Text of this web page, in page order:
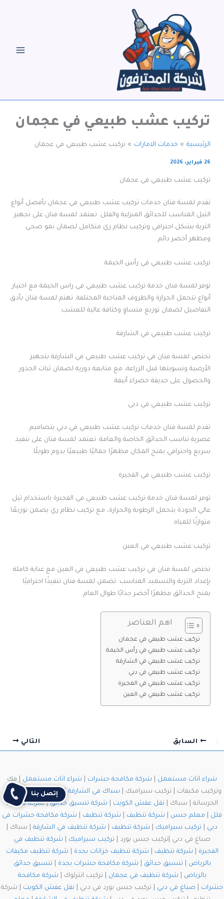
تركيب عشب طبيعي في عجمان
الرئيسية خدمات الامارات تركيب عشب طبيعي في عجمان
26 فبراير، 2026
تركيب عشب طبيعي في عجمان
تقدم لمسة فنان خدمات تركيب عشب طبيعي في عجمان بأفضل أنواع
الثيل المناسب للحدائق المنزلية والفلل. تعتمد لمسة فنان على تجهيز
التربة بشكل احترافي وتركيب نظام ري متكامل لضمان نمو صحي
ومظهر أخضر دائم.
تركيب عشب طبيعي في رأس الخيمة
توفر لمسة فنان خدمة تركيب عشب طبيعي في راس الخيمة مع اختيار
أنواع تتحمل الحرارة والظروف المناخية المختلفة. تهتم لمسة فنان بأدق
التفاصيل لضمان توزيع متساوٍ وكثافة عالية للعشب.
تركيب عشب طبيعي في الشارقة
تختص لمسة فنان في تركيب عشب طبيعي في الشارقة بتجهيز
الأرضية وتسويتها قبل الزراعة، مع متابعة دورية لضمان ثبات الجذور
والحصول على حديقة خضراء أنيقة.
تركيب عشب طبيعي في دبي
تقدم لمسة فنان خدمات تركيب عشب طبيعي في دبي بتصاميم
عصرية تناسب الحدائق الخاصة والعامة. تعتمد لمسة فنان على تنفيذ
سريع واحترافي يمنح المكان مظهرًا جماليًا طبيعيًا يدوم طويلًا.
تركيب عشب طبيعي في الفجيرة
توفر لمسة فنان خدمة تركيب عشب طبيعي في الفجيرة باستخدام ثيل
عالي الجودة يتحمل الرطوبة والحرارة، مع تركيب نظام ري يضمن توزيعًا
متوازنًا للمياه.
تركيب عشب طبيعي في العين
تختص لمسة فنان في تركيب عشب طبيعي في العين مع عناية كاملة
بإعداد التربة والتسميد المناسب. تضمن لمسة فنان تنفيذًا احترافيًا
يمنح الحدائق مظهرًا أخضر جذابًا طوال العام.
اهم العناصر
تركيب عشب طبيعي في عجمان
تركيب عشب طبيعي في رأس الخيمة
تركيب عشب طبيعي في الشارقة
تركيب عشب طبيعي في دبي
تركيب عشب طبيعي في الفجيرة
تركيب عشب طبيعي في العين
السابق التالي
شراء اثاث مستعمل شركة مكافحة حشرات شراء اثاث مستعمل | فك
وتركيب مكيفات | تركيب سيراميك | سباك في الشارقة| قص الخرسانة
| قص
الخرسانة | سباك | نقل عفش الكويت شركة تنسيق حدائق|شركة تنظيف
فلل
معلم جبس شركة تنظيف شركة تنظيف
شركة مكافحة حشرات في
دبي
تركيب سيراميك شركة تنظيف شركة تنظيف في الشارقة | سباك |
صباغ في دبي |تركيب جبس بورد | تركيب سيراميك
شركة تنظيف في
الفجيرة
شركة تنظيف شركة تنظيف خزانات بجدة
شركة تنظيف مكيفات
بالرياض
تنسيق حدائق شركة مكافحة حشرات بجدة
تنسيق حدائق
بالرياض
شركة تنظيف في عجمان | تركيب انترلوك | شركة مكافحة
حشرات
صباغ في دبي | تركيب جبس بورد في دبي | نقل عفش الكويت | شركة
إتصل بنا